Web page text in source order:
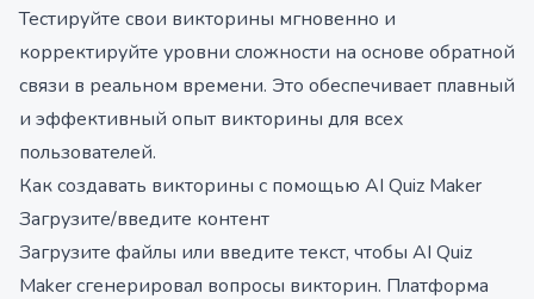
Тестируйте свои викторины мгновенно и
корректируйте уровни сложности на основе обратной
связи в реальном времени. Это обеспечивает плавный
и эффективный опыт викторины для всех
пользователей.
Как создавать викторины с помощью AI Quiz Maker
Загрузите/введите контент
Загрузите файлы или введите текст, чтобы AI Quiz
Maker сгенерировал вопросы викторин. Платформа